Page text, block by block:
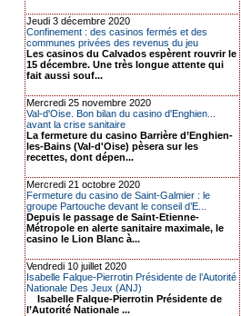
Jeudi 3 décembre 2020
Confinement : des casinos fermés et des
communes privées des revenus du jeu
Les casinos du Calvados espèrent rouvrir le
15 décembre. Une très longue attente qui
fait aussi souf...
Mercredi 25 novembre 2020
Val-d'Oise. Bon bilan du casino d'Enghien...
avant la crise sanitaire
La fermeture du casino Barrière d’Enghien-
les-Bains (Val-d'Oise) pèsera sur les
recettes, dont dépen...
Mercredi 21 octobre 2020
Fermeture du casino de Saint-Galmier : le
groupe Partouche devant le conseil d’E...
Depuis le passage de Saint-Etienne-
Métropole en alerte sanitaire maximale, le
casino le Lion Blanc à...
Vendredi 10 juillet 2020
Isabelle Falque-Pierrotin Présidente de l’Autorité
Nationale Des Jeux (ANJ)
Isabelle Falque-Pierrotin Présidente de
l’Autorité Nationale ...